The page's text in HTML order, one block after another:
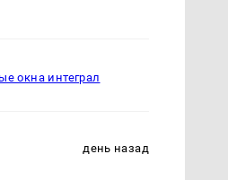
окна интеграл
день назад